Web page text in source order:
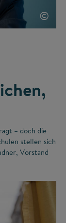
©
– doch die
stellen sich
Vorstand